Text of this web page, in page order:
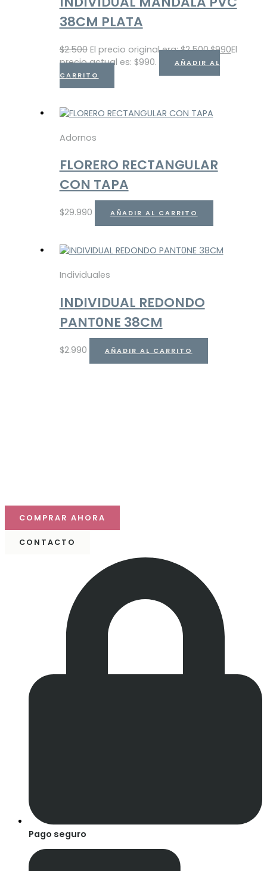
38CM PLATA
$2.500 El precio original era: $2.500.$990El
precio actual es: $990.
AÑADIR AL
CARRITO
Adornos
FLORERO RECTANGULAR
CON TAPA
$29.990 AÑADIR AL CARRITO
Individuales
INDIVIDUAL REDONDO
PANT0NE 38CM
$2.990 AÑADIR AL CARRITO
COMPRAR AHORA
CONTACTO
Pago seguro